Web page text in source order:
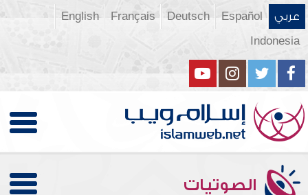
عربي Español
Deutsch
Français
English
Indonesia
الصوتيات